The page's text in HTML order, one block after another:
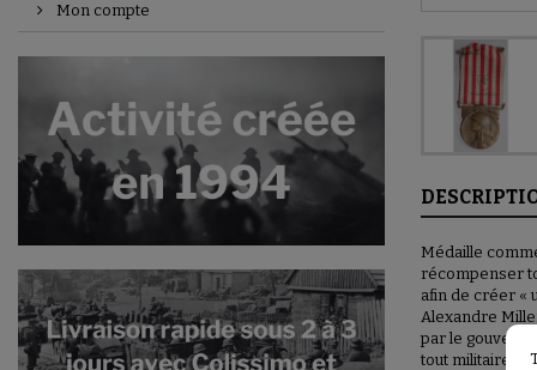
Mon compte
Médaille
récompenser
afin de créer «
Alexandre
par le
tout militaire ou